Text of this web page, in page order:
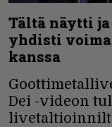
Tältä näytti
yhdisti
kanssa
Dei -videon